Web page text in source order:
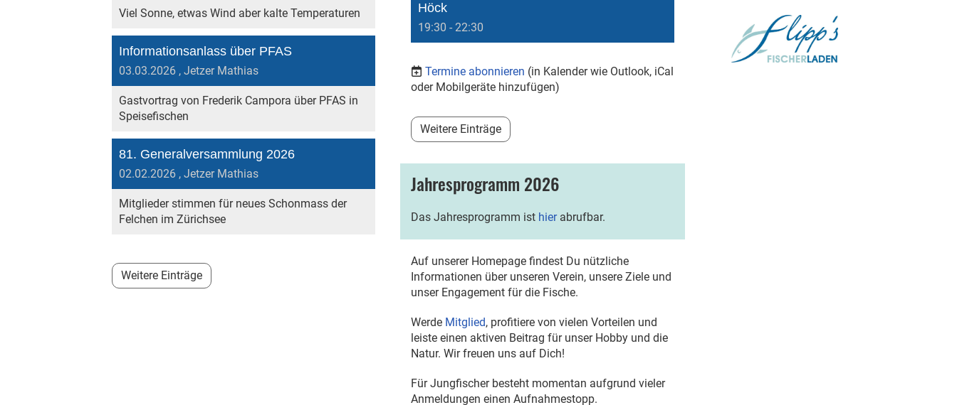
Viel Sonne, etwas Wind aber kalte Temperaturen
Informationsanlass über PFAS
03.03.2026 , Jetzer Mathias
Gastvortrag von Frederik Campora über PFAS in
Speisefischen
81. Generalversammlung 2026
02.02.2026 , Jetzer Mathias
Mitglieder stimmen für neues Schonmass der
Felchen im Zürichsee
Weitere Einträge
Höck
19:30 - 22:30
Termine abonnieren (in Kalender wie Outlook, iCal
oder Mobilgeräte hinzufügen)
Weitere Einträge
Jahresprogramm 2026
Das Jahresprogramm ist hierabrufbar.
Auf unserer Homepage findest Du nützliche
Informationen über unseren Verein, unsere Ziele und
unser Engagement für die Fische.
Werde Mitglied, profitiere von vielen Vorteilen und
leiste einen aktiven Beitrag für unser Hobby und die
Natur. Wir freuen uns auf Dich!
Für Jungfischer besteht momentan aufgrund vieler
Anmeldungen einen Aufnahmestopp.